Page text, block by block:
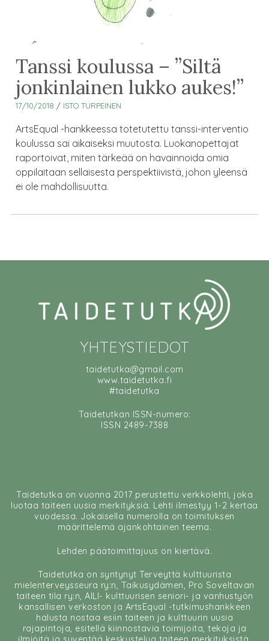
Tanssi koulussa – ”Siltä
jonkinlainen lukko aukes!”
17/10/2018 / ISTO TURPEINEN
ArtsEqual -hankkeessa totetutettu tanssi-interventio
koulussa sai aikaiseksi muutosta. Luokanopettajat
raportoivat, miten tärkeää on havainnoida omia
oppilaitaan sellaisesta perspektiivistä, johon yleensä
ei ole mahdollisuutta.
YHTEYSTIEDOT
taidetutka@gmail.com
www.taidetutka.fi
#taidetutka
Taidetutkan ISSN-numero:
ISSN 2489-7388
Taidetutka on vuonna 2017 perustettu verkkolehti, joka
luotaa taiteen uusia merkityksiä. Lehti ilmestyy 1-2 kertaa
vuodessa. Jokaisella numerolla on toimituksen
määrittelemä ajankohtainen teema.
Lehden päätoimittajuus on kiertävä.
Taidetutka on syntynyt Terveyttä kulttuurista
mielenterveysseura ry:n, Taikusydämen, Pro Soveltavan
taiteen tila ry:n, AILI- kulttuurisen seniori- ja vanhustyön
kansallisen verkoston ja ArtsEqual -tutkimushankkeen
halusta nostaa esiin taiteen ja kulttuurin uusia
rajapintoja, esitellä kiinnostavia toimijoita, tekoja ja